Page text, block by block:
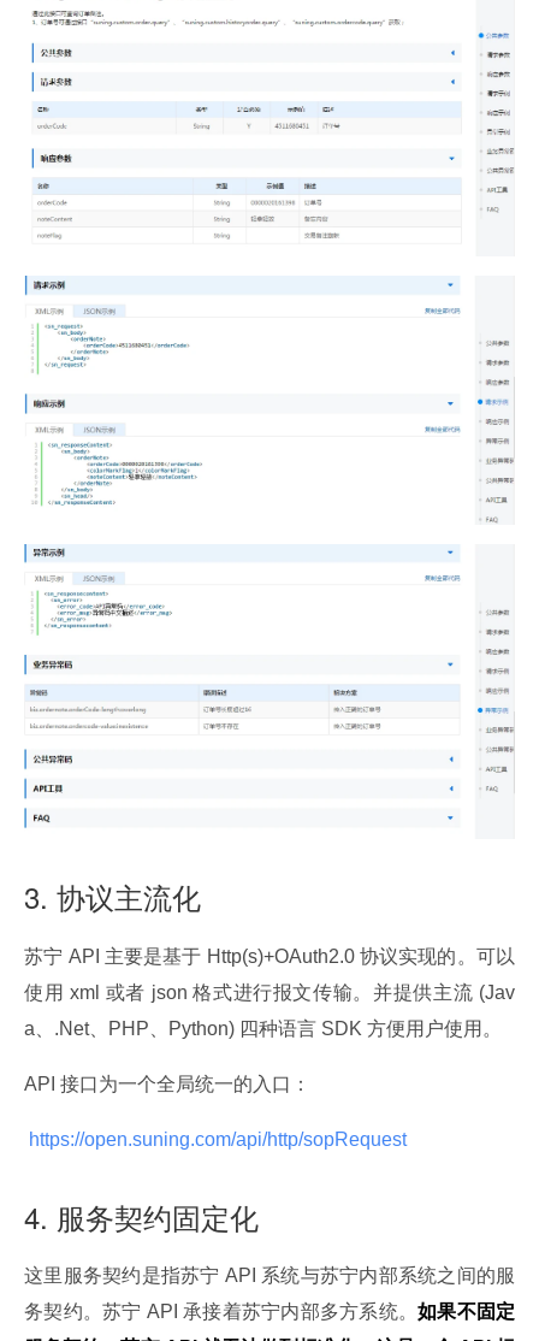
3. 协议主流化
苏宁 API 主要是基于 Http(s)+OAuth2.0 协议实现的。可以
使用 xml 或者 json 格式进行报文传输。并提供主流 (Jav
a、.Net、PHP、Python) 四种语言 SDK 方便用户使用。
API 接口为一个全局统一的入口：
https://open.suning.com/api/http/sopRequest
4. 服务契约固定化
这里服务契约是指苏宁 API 系统与苏宁内部系统之间的服
务契约。苏宁 API 承接着苏宁内部多方系统。 如果不固定